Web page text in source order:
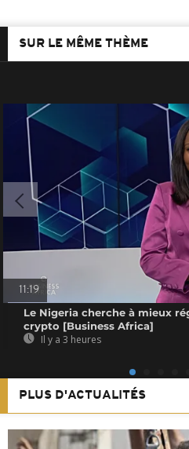
SUR LE MÊME THÈME
11:19
Le Nigeria cherche à mieux
crypto [Business Africa]
Il y a 3 heures
PLUS D'ACTUALITÉS